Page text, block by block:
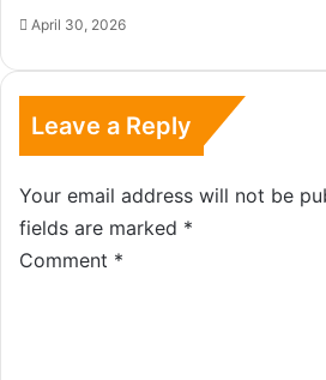
April 30, 2026
Leave a Reply
Your email address will not be
fields are marked *
Comment *